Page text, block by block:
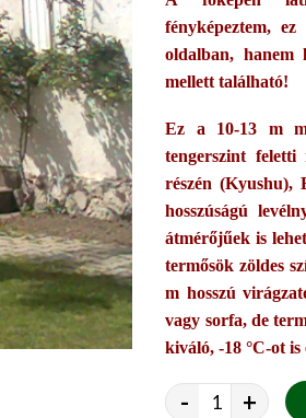
fényképeztem,
oldalban, hanem
mellett található!
Ez a 10-13 m
tengerszint feletti
részén (Kyushu),
hosszúságú
átmérőjűek is
termősök zöldes
m hosszú
vagy sorfa, de
kiváló, -18 °C-ot is
- +